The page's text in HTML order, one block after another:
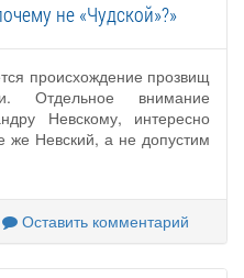
не «Чудской»?»
происхождение прозвищ
Отдельное внимание
Невскому, интересно
же Невский, а не допустим
Оставить комментарий